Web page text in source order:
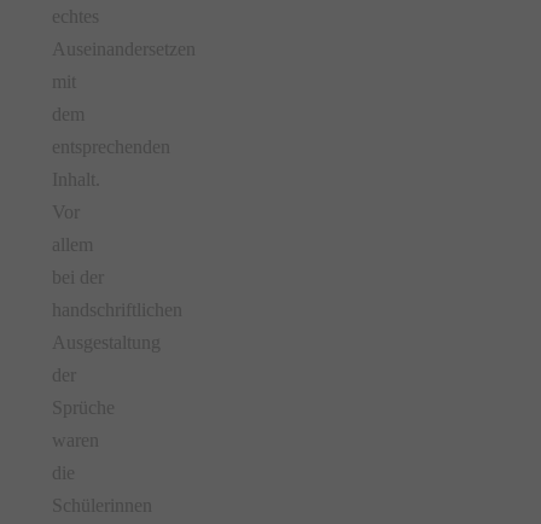
echtes
Auseinandersetzen
mit
dem
entsprechenden
Inhalt.
Vor
allem
bei der
handschriftlichen
Ausgestaltung
der
Sprüche
waren
die
Schülerinnen